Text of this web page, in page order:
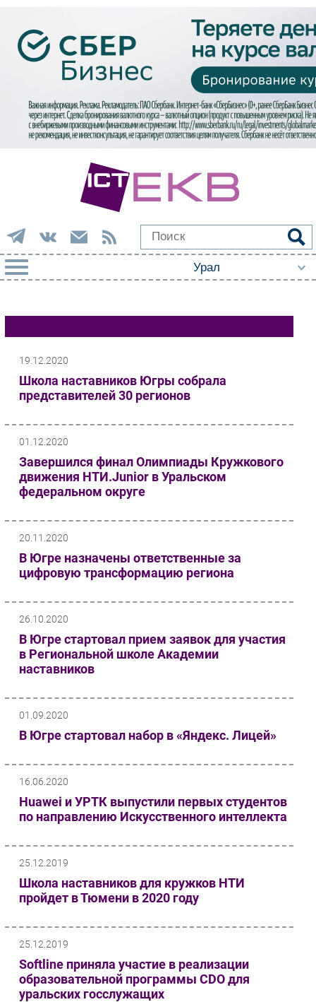
Импорто­замещение
Автоматизация Промышленности
Интернет
Мобильная связь
Маркетинг
Торговые сети
ПО
Outsourcing
Кадры
Web
Безопасность
Инновации
Гаджеты
Здоровье
РАЗДЕЛЫ
Новости
Аналитика
Мероприятия
Проекты
IT класс
Каталог компаний
19.12.2020
Школа наставников Югры собрала
представителей 30 регионов
01.12.2020
Завершился финал Олимпиады Кружкового
движения НТИ.Junior в Уральском
федеральном округе
20.11.2020
В Югре назначены ответственные за
цифровую трансформацию региона
26.10.2020
В Югре стартовал прием заявок для участия
в Региональной школе Академии
наставников
01.09.2020
В Югре стартовал набор в «Яндекс. Лицей»
16.06.2020
Huawei и УРТК выпустили первых студентов
по направлению Искусственного интеллекта
25.12.2019
Школа наставников для кружков НТИ
пройдет в Тюмени в 2020 году
25.12.2019
Softline приняла участие в реализации
образовательной программы CDO для
уральских госслужащих